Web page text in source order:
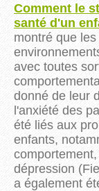
Comment le
santé d'un
montré que
avec toutes
donné de leur
l'anxiété des
été liés aux
enfants,
dépression
a également